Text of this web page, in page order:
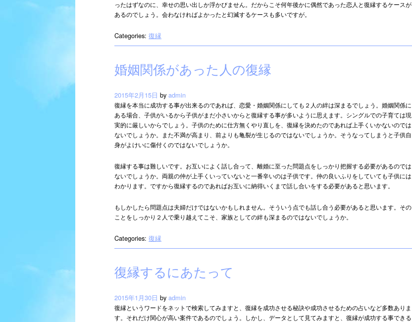
ったはずなのに、幸せの思い出しか浮かびません。だからこそ何年後かに偶然であった恋人と復縁するケースが
あるのでしょう。会わなければよかったと幻滅するケースも多いですが。
Categories:復縁
婚姻関係があった人の復縁
2015年2月15日 byadmin
復縁を本当に成功する事が出来るのであれば、恋愛・婚姻関係にしても２人の絆は深まるでしょう。婚姻関係に
ある場合、子供がいるから子供がまだ小さいからと復縁する事が多いように思えます。シングルでの子育ては現
実的に厳しいからでしょう。子供のために仕方無くやり直しを、復縁を決めたのであれば上手くいかないのでは
ないでしょうか。また不満が高まり、前よりも亀裂が生じるのではないでしょうか。そうなってしまうと子供自
身がよけいに傷付くのではないでしょうか。
復縁する事は難しいです。お互いによく話し合って、離婚に至った問題点をしっかり把握する必要があるのでは
ないでしょうか。両親の仲が上手くいっていないと一番辛いのは子供です。仲の良いふりをしていても子供には
わかります。ですから復縁するのであればお互いに納得いくまで話し合いをする必要があると思います。
もしかしたら問題点は夫婦だけではないかもしれません。そういう点でも話し合う必要があると思います。その
ことをしっかり２人で乗り越えてこそ、家族としての絆も深まるのではないでしょうか。
Categories:復縁
復縁するにあたって
2015年1月30日 byadmin
復縁というワードをネットで検索してみますと、復縁を成功させる秘訣や成功させるための占いなど多数ありま
す。それだけ関心が高い案件であるのでしょう。しかし、データとして見てみますと、復縁が成功する事できる